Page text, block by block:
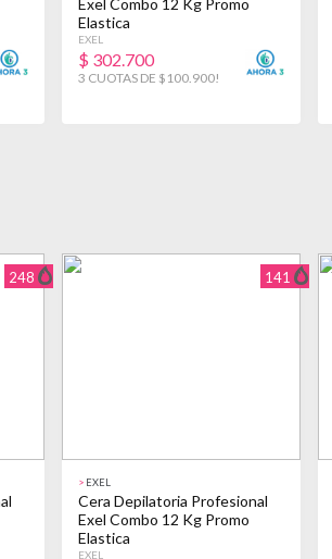
Exel Combo 12 Kg Promo
Elastica
EXEL
$ 302.700
3 CUOTAS DE $100.900!
248 141
> EXEL
Cera Depilatoria Profesional
Exel Combo 12 Kg Promo
Elastica
EXEL